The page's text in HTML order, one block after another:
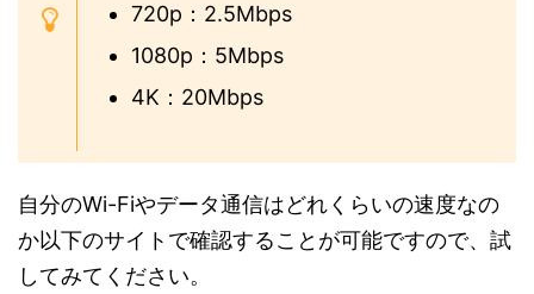
720p：2.5Mbps
1080p：5Mbps
4K：20Mbps
自分のWi-Fiやデータ通信はどれくらいの速度なの
か以下のサイトで確認することが可能ですので、試
してみてください。